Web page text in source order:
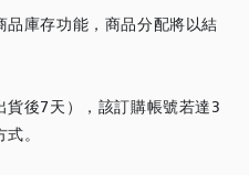
庫存功能，商品分配將以結
後7天），該訂購帳號若達3
。